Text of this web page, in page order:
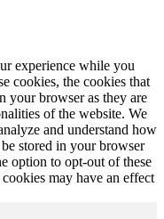
experience while you
cookies, the cookies that
your browser as they are
of the website. We
and understand how
stored in your browser
option to opt-out of these
may have an effect